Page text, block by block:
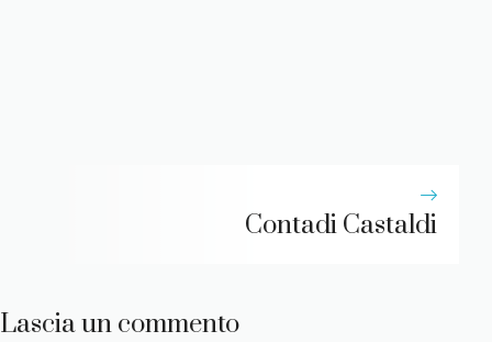
Contadi Castaldi
Lascia un commento